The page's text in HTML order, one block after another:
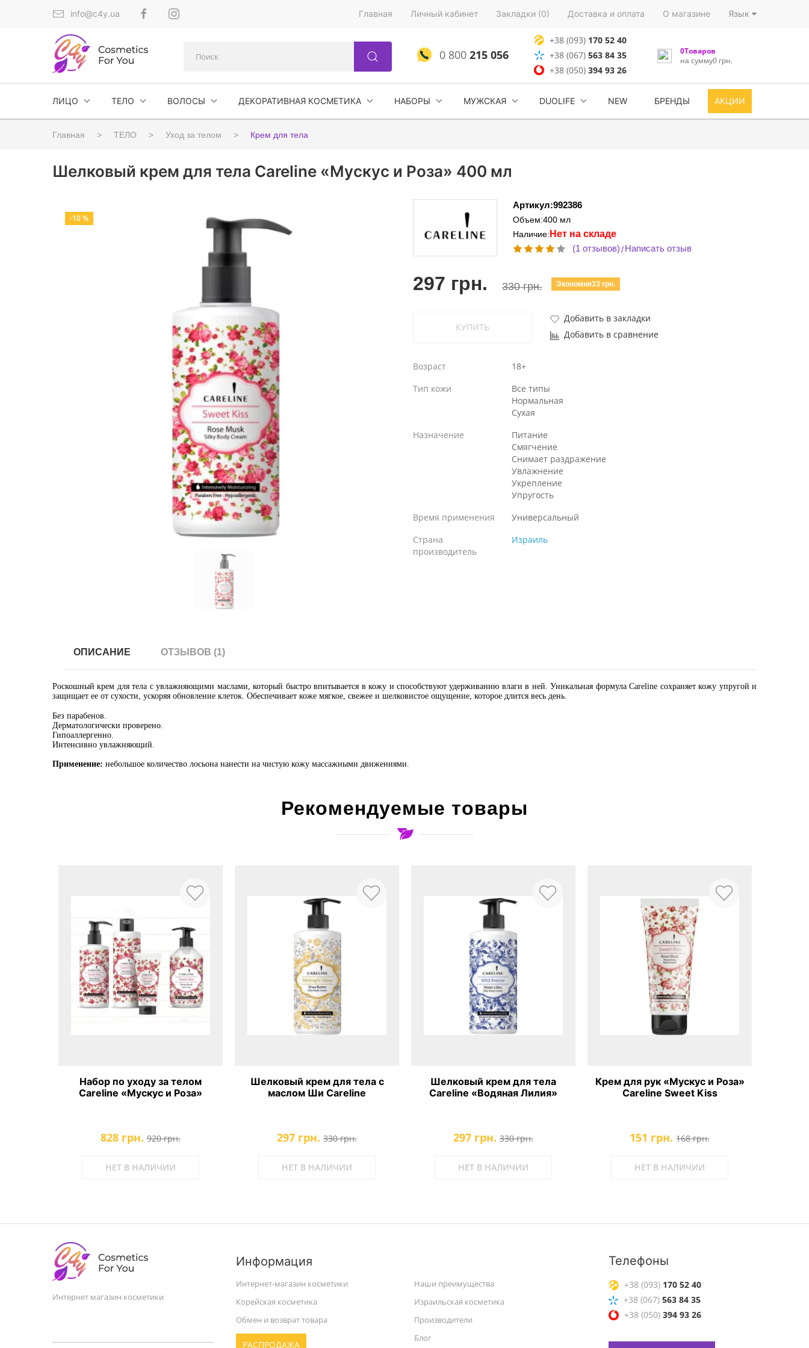
info@c4y.ua Главная Личный кабинет Закладки (0) Доставка и оплата О магазине Язык
0 800215 056
+38 (093) 170 52 40
+38 (067) 563 84 35
+38 (050)394 93 26
0Товаров
на сумму0 грн.
ЛИЦО ТЕЛО ВОЛОСЫ ДЕКОРАТИВНАЯ КОСМЕТИКА НАБОРЫ МУЖСКАЯ DUOLIFE NEW БРЕНДЫ АКЦИИ
Главная ТЕЛО Уход за телом Крем для тела
Шелковый крем для тела Careline «Мускус и Роза» 400 мл
-10 %
Артикул:992386
Объем:400 мл
Наличие: Нет на складе
(1 отзывов)/Написать отзыв
297 грн. 330 грн. Экономия33 грн.
КУПИТЬ
Добавить в закладки
Добавить в сравнение
Возраст
18+
Тип кожи
Все типы
Нормальная
Сухая
Назначение
Питание
Смягчение
Снимает раздражение
Увлажнение
Укрепление
Упругость
Время применения
Универсальный
Страна
производитель
Израиль
ОПИСАНИЕ ОТЗЫВОВ (1)
Роскошный крем для тела с увлажняющими маслами, который быстро впитывается в кожу и способствуют удерживанию влаги в ней. Уникальная формула Careline сохраняет кожу упругой и
защищает ее от сухости, ускоряя обновление клеток. Обеспечивает коже мягкое, свежее и шелковистое ощущение, которое длится весь день.
Без парабенов.
Дерматологически проверено.
Гипоаллергенно.
Интенсивно увлажняющий.
Применение: небольшое количество лосьона нанести на чистую кожу массажными движениями.
Рекомендуемые товары
Набор по уходу за телом
Careline «Мускус и Роза»
828 грн. 920 грн.
НЕТ В НАЛИЧИИ
Шелковый крем для тела с
маслом Ши Careline
297 грн. 330 грн.
НЕТ В НАЛИЧИИ
Шелковый крем для тела
Careline «Водяная Лилия»
297 грн. 330 грн.
НЕТ В НАЛИЧИИ
Крем для рук «Мускус и Роза»
Careline Sweet Kiss
151 грн. 168 грн.
НЕТ В НАЛИЧИИ
Интернет магазин косметики
Информация
Интернет-магазин косметики
Наши преимущества
Корейская косметика
Израильская косметика
Обмен и возврат товара
Производители
РАСПРОДАЖА
Блог
Телефоны
+38 (093) 170 52 40
+38 (067) 563 84 35
+38 (050) 394 93 26